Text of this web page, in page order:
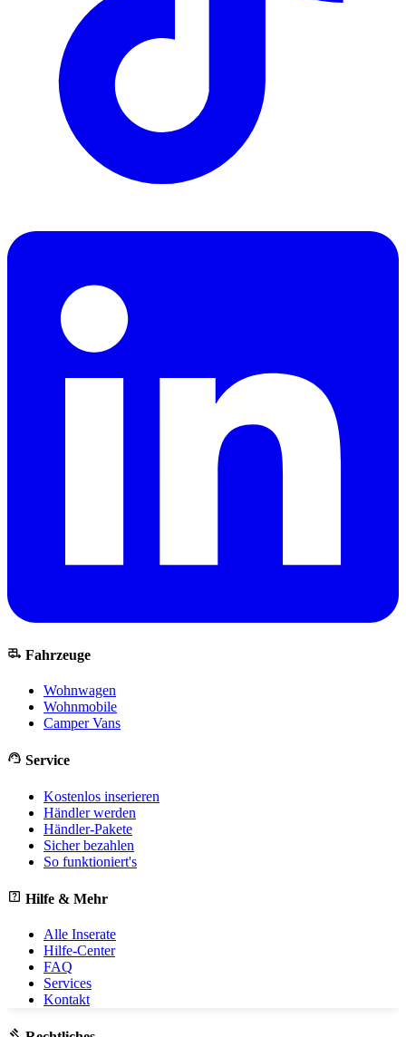
rv_hookup Fahrzeuge
Wohnwagen
Wohnmobile
Camper Vans
support_agent Service
Kostenlos inserieren
Händler werden
Händler-Pakete
Sicher bezahlen
So funktioniert's
help_center Hilfe & Mehr
Alle Inserate
Hilfe-Center
FAQ
Services
Kontakt